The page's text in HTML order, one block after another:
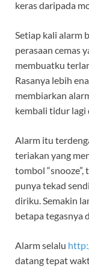
keras daripada
Setiap kali alarm
perasaan cemas
membuatku
Rasanya lebih
membiarkan
kembali tidur lagi
Alarm itu
teriakan yang
tombol
punya tekad
diriku. Semakin
betapa tegasnya
Alarm selalu
datang tepat